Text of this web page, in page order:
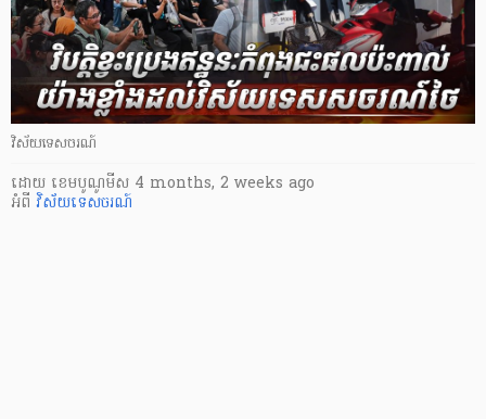
វិស័យទេសចរណ៍
ដោយ ​ ខេមបូណូមីស 4 months, 2 weeks ago
អំពី វិស័យទេសចរណ៍